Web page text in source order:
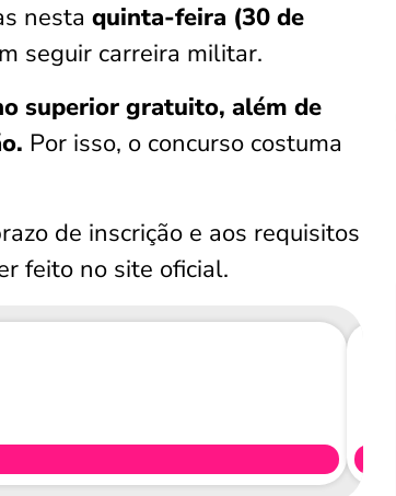
nesta quinta-feira (30 de
seguir carreira militar.
superior gratuito, além de
Por isso, o concurso costuma
de inscrição e aos requisitos
feito no site oficial.